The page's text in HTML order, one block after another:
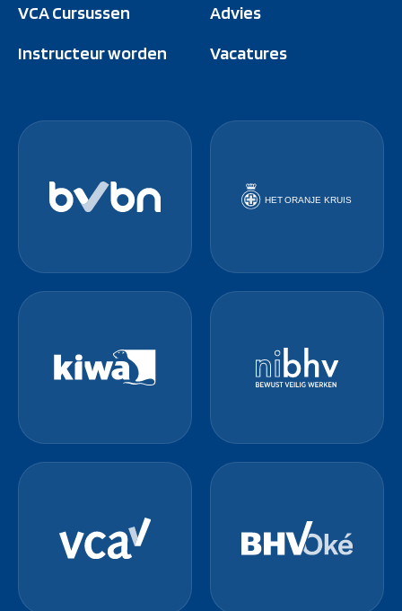
VCA Cursussen
Advies
Instructeur worden
Vacatures